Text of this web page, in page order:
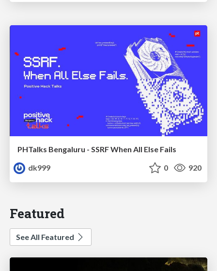
PHTalks Bengaluru - SSRF When All Else Fails
dk999
0 920
Featured
See All Featured